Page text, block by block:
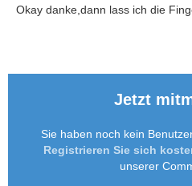
Okay danke,dann lass ich die
Jetzt
Sie haben noch kein
Registrieren Sie sich
unserer